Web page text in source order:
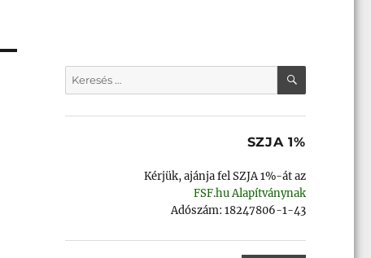
Keresés
a
KERESÉS
SZJA 1%
Kérjük, ajánja fel SZJA 1%-át az
FSF.hu Alapítványnak
Adószám: 18247806-1-43